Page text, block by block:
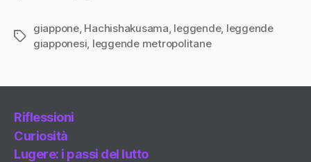
Tag
giappone, Hachishakusama leggende, leggende
giapponesi leggende metropolitane
Riflessioni
Curiosità
Lugere: i passi del lutto